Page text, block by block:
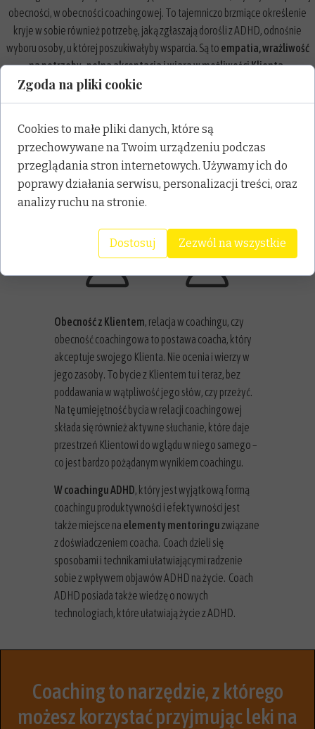
Coaching to narzędzie, z którego
możesz korzystać przyjmując leki na
obecności, w obecności coachingowej. To tajemniczo brzmiące określenie
kryje w sobie również potrzebę, jaką zgłaszają dorośli z ADHD, odnośnie
wyboru osoby, u której poszukiwałyby wsparcia. Są to empatia, wrażliwość
na potrzeby, pełna akceptacja i wiara w możliwości Klienta.
Obecność z Klientem, relacja w coachingu, czy
obecność coachingowa to postawa coacha, który
akceptuje swojego Klienta. Nie ocenia i wierzy w
jego zasoby. To bycie z Klientem tu i teraz, bez
poddawania w wątpliwość jego słów, czy przeżyć.
Na tę umiejętność bycia w relacji coachingowej
składa się również aktywne słuchanie, które daje
przestrzeń Klientowi do wglądu w niego samego –
co jest bardzo pożądanym wynikiem coachingu.
W coachingu ADHD, który jest wyjątkową formą
coachingu produktywności i efektywności jest
także miejsce na elementy mentoringuzwiązane
z doświadczeniem coacha. Coach dzieli się
sposobami i technikami ułatwiającymi radzenie
sobie z wpływem objawów ADHD na życie. Coach
ADHD posiada także wiedzę o nowych
technologiach, które ułatwiają życie z ADHD.
Zgoda na pliki cookie
Cookies to małe pliki danych, które są
przechowywane na Twoim urządzeniu podczas
przeglądania stron internetowych. Używamy ich do
poprawy działania serwisu, personalizacji treści, oraz
analizy ruchu na stronie.
Dostosuj Zezwól na wszystkie